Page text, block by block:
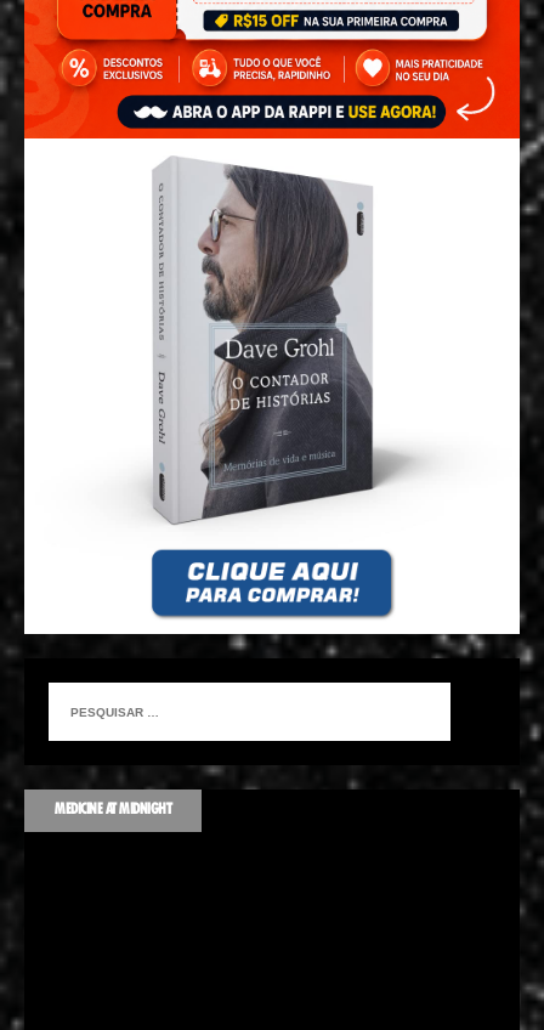
MEDICINE AT MIDNIGHT